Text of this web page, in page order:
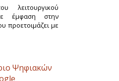
λειτουργικού
έμφαση στην
προετοιμάζει με
Ψηφιακών